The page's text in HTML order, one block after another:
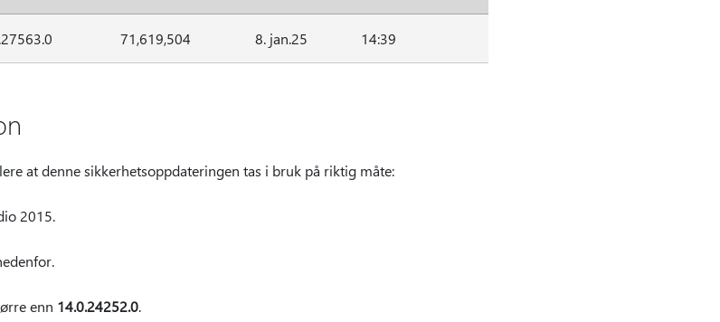
71,619,504 8. jan.25 14:39
at denne sikkerhetsoppdateringen tas i bruk på riktig måte:
2015.
enn 14.0.24252.0.